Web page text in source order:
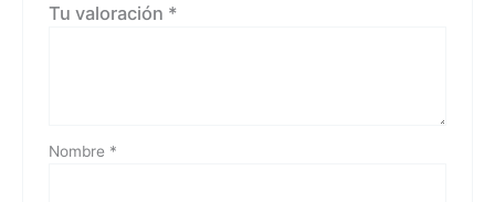
Tu valoración *
Nombre *